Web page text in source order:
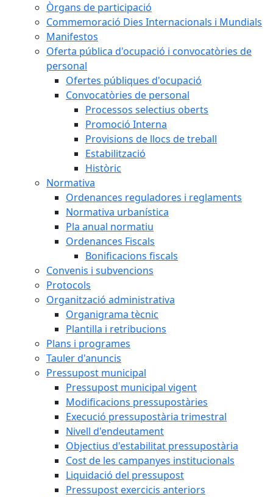
Òrgans de participació
Commemoració Dies Internacionals i Mundials
Manifestos
Oferta pública d'ocupació i convocatòries de
personal
Ofertes públiques d'ocupació
Convocatòries de personal
Processos selectius oberts
Promoció Interna
Provisions de llocs de treball
Estabilització
Històric
Normativa
Ordenances reguladores i reglaments
Normativa urbanística
Pla anual normatiu
Ordenances Fiscals
Bonificacions fiscals
Convenis i subvencions
Protocols
Organització administrativa
Organigrama tècnic
Plantilla i retribucions
Plans i programes
Tauler d'anuncis
Pressupost municipal
Pressupost municipal vigent
Modificacions pressupostàries
Execució pressupostària trimestral
Nivell d'endeutament
Objectius d'estabilitat pressupostària
Cost de les campanyes institucionals
Liquidació del pressupost
Pressupost exercicis anteriors